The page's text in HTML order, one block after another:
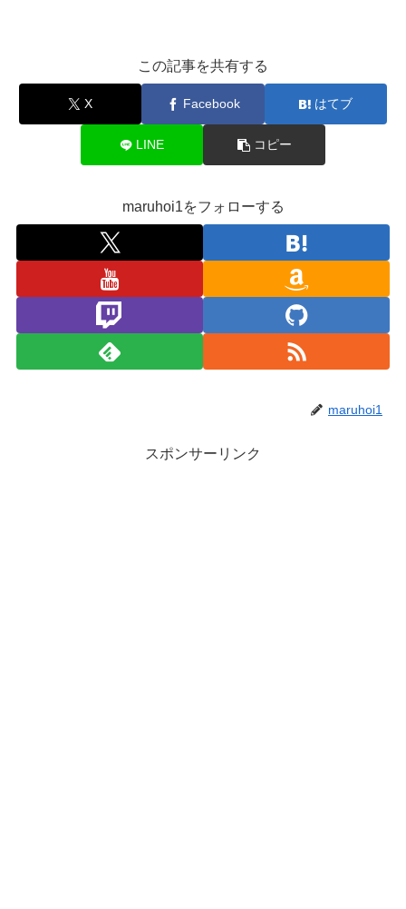
この記事を共有する
X Facebook はてブ
LINE コピー
maruhoi1をフォローする
maruhoi1
スポンサーリンク